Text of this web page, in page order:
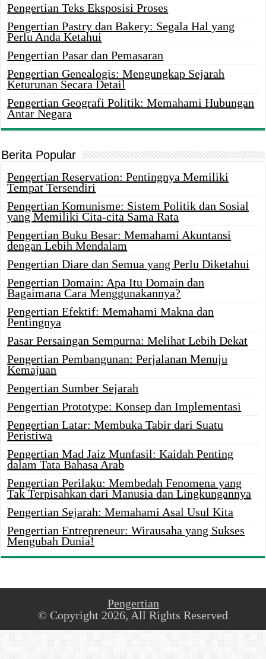
Pengertian Teks Eksposisi Proses
Pengertian Pastry dan Bakery: Segala Hal yang
Perlu Anda Ketahui
Pengertian Pasar dan Pemasaran
Pengertian Genealogis: Mengungkap Sejarah
Keturunan Secara Detail
Pengertian Geografi Politik: Memahami Hubungan
Antar Negara
Berita Popular
Pengertian Reservation: Pentingnya Memiliki
Tempat Tersendiri
Pengertian Komunisme: Sistem Politik dan Sosial
yang Memiliki Cita-cita Sama Rata
Pengertian Buku Besar: Memahami Akuntansi
dengan Lebih Mendalam
Pengertian Diare dan Semua yang Perlu Diketahui
Pengertian Domain: Apa Itu Domain dan
Bagaimana Cara Menggunakannya?
Pengertian Efektif: Memahami Makna dan
Pentingnya
Pasar Persaingan Sempurna: Melihat Lebih Dekat
Pengertian Pembangunan: Perjalanan Menuju
Kemajuan
Pengertian Sumber Sejarah
Pengertian Prototype: Konsep dan Implementasi
Pengertian Latar: Membuka Tabir dari Suatu
Peristiwa
Pengertian Mad Jaiz Munfasil: Kaidah Penting
dalam Tata Bahasa Arab
Pengertian Perilaku: Membedah Fenomena yang
Tak Terpisahkan dari Manusia dan Lingkungannya
Pengertian Sejarah: Memahami Asal Usul Kita
Pengertian Entrepreneur: Wirausaha yang Sukses
Mengubah Dunia!
Pengertian
© Copyright 2026, All Rights Reserved